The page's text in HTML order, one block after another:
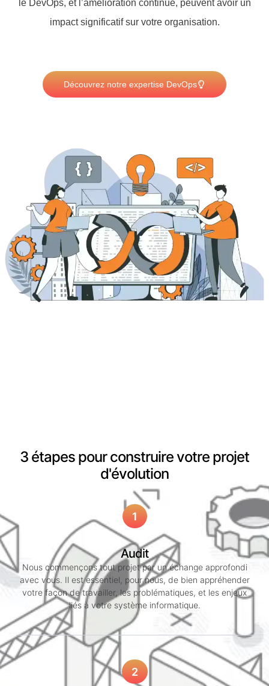
le DevOps, et l’amélioration continue, peuvent avoir un
impact significatif sur votre organisation.
Découvrez notre expertise DevOps
3 étapes pour construire votre projet
d'évolution
1
Audit
Nous commençons tout projet par un échange approfondi
avec vous. Il est essentiel, pour nous, de bien appréhender
votre façon de travailler, les problématiques, et les enjeux
liés à votre système informatique.
2